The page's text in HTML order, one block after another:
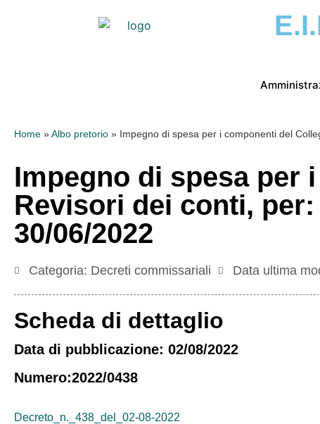
Home » Albo pretorio » Impegno di spesa per i componenti del
Impegno di spesa per
Revisori dei conti,
30/06/2022
Categoria: Decreti commissariali Data ultima
Scheda di dettaglio
Data di pubblicazione: 02/08/2022
Numero:2022/0438
Decreto_n._438_del_02-08-2022